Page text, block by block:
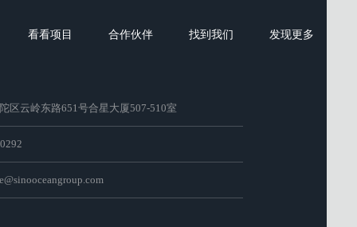
看看项目 合作伙伴 找到我们 发现更多
区云岭东路651号合星大厦507-510室